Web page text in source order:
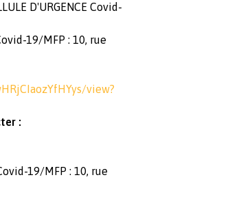
D'URGENCE Covid-
19/MFP : 10, rue
view?
:
19/MFP : 10, rue